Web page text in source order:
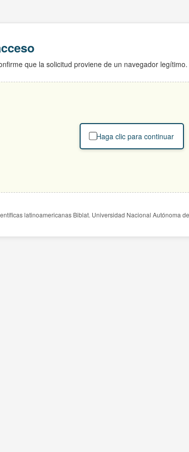
que la solicitud proviene de un navegador legítimo.
Haga clic para continuar
latinoamericanas Biblat. Universidad Nacional Autónoma